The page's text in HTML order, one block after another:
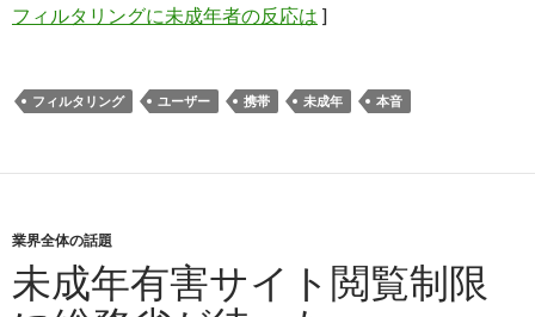
フィルタリングに未成年者の反応は ]
フィルタリング ユーザー 携帯 未成年 本音
業界全体の話題
未成年有害サイト閲覧制限